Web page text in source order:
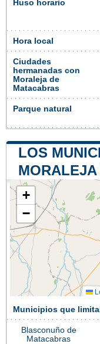
Huso horario
Hora local
Ciudades
hermanadas con
Moraleja de
Matacabras
Parque natural
LOS
+
−
Municipios que
Blasconuño de
Matacabras